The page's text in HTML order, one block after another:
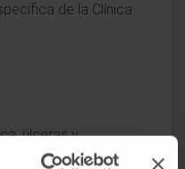
de la Clínica
úlceras y